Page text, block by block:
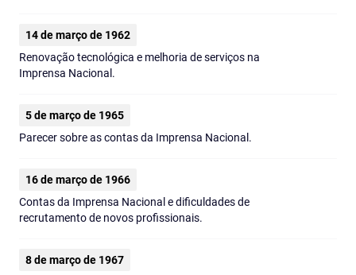
14 de março de 1962
Renovação tecnológica e melhoria de serviços na
Imprensa Nacional.
5 de março de 1965
Parecer sobre as contas da Imprensa Nacional.
16 de março de 1966
Contas da Imprensa Nacional e dificuldades de
recrutamento de novos profissionais.
8 de março de 1967